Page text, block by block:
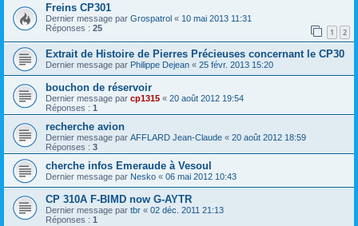
Freins CP301
Dernier message par Grospatrol « 10 mai 2013 11:31
Réponses : 25 1 2
Extrait de Histoire de Pierres Précieuses concernant le CP30
Dernier message par Philippe Dejean « 25 févr. 2013 15:20
bouchon de réservoir
Dernier message par cp1315 « 20 août 2012 19:54
Réponses : 1
recherche avion
Dernier message par AFFLARD Jean-Claude « 20 août 2012 18:59
Réponses : 3
cherche infos Emeraude à Vesoul
Dernier message par Nesko « 06 mai 2012 10:43
CP 310A F-BIMD now G-AYTR
Dernier message par tbr « 02 déc. 2011 21:13
Réponses : 1